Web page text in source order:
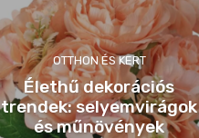
OTTHON ÉS KERT
Élethű dekorációs
trendek: selyemvirágok
és műnövények